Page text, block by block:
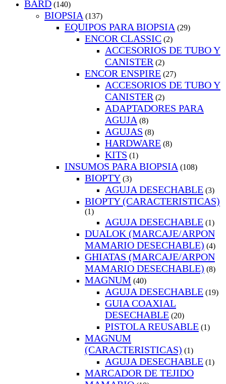
BARD (140)
BIOPSIA (137)
EQUIPOS PARA BIOPSIA (29)
ENCOR CLASSIC (2)
ACCESORIOS DE TUBO Y
CANISTER (2)
ENCOR ENSPIRE (27)
ACCESORIOS DE TUBO Y
CANISTER (2)
ADAPTADORES PARA
AGUJA (8)
AGUJAS (8)
HARDWARE (8)
KITS (1)
INSUMOS PARA BIOPSIA (108)
BIOPTY (3)
AGUJA DESECHABLE (3)
BIOPTY (CARACTERISTICAS)
(1)
AGUJA DESECHABLE (1)
DUALOK (MARCAJE/ARPON
MAMARIO DESECHABLE) (4)
GHIATAS (MARCAJE/ARPON
MAMARIO DESECHABLE) (8)
MAGNUM (40)
AGUJA DESECHABLE (19)
GUIA COAXIAL
DESECHABLE (20)
PISTOLA REUSABLE (1)
MAGNUM
(CARACTERISTICAS) (1)
AGUJA DESECHABLE (1)
MARCADOR DE TEJIDO